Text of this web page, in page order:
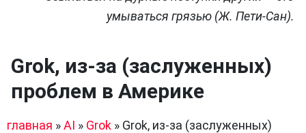
умываться грязью (Ж. Пети-Сан).
Grok, из-за (заслуженных)
проблем в Америке
главная »AI » Grok » Grok, из-за (заслуженных)